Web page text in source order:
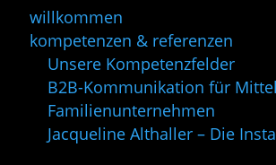
willkommen
kompetenzen & referenzen
Unsere Kompetenzfelder
B2B-Kommunikation für
Familienunternehmen
Jacqueline Althaller – Die